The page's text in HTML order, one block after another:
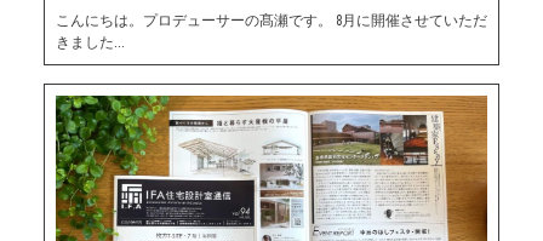
こんにちは。プロデューサーの髙瀬です。 8月に開催させていただ
きました…